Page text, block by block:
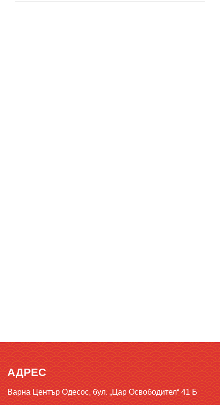
АДРЕС
Варна Център Одесос, бул. „Цар Освободител“ 41 Б